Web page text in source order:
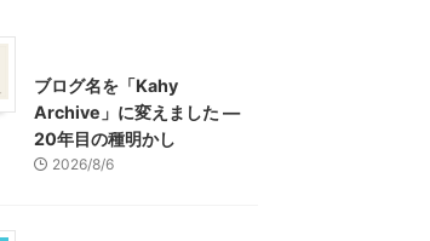
ブログ名を「Kahy
Archive」に変えました ―
20年目の種明かし
2026/8/6